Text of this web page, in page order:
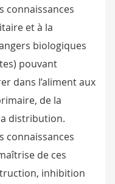
connaissances
et à la
biologiques
pouvant
dans l’aliment aux
de la
distribution.
connaissances
de ces
inhibition